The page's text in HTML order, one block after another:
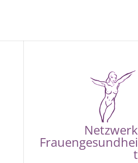
Netzwerk
Frauengesundhei
t